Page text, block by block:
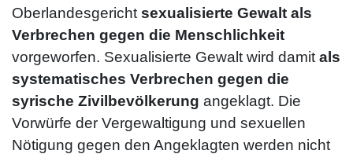
Oberlandesgericht sexualisierte Gewalt als
Verbrechen gegen die Menschlichkeit
vorgeworfen. Sexualisierte Gewalt wird damit als
systematisches Verbrechen gegen die
syrische Zivilbevölkerung angeklagt. Die
Vorwürfe der Vergewaltigung und sexuellen
Nötigung gegen den Angeklagten werden nicht